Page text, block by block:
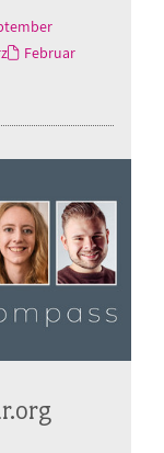
Februar